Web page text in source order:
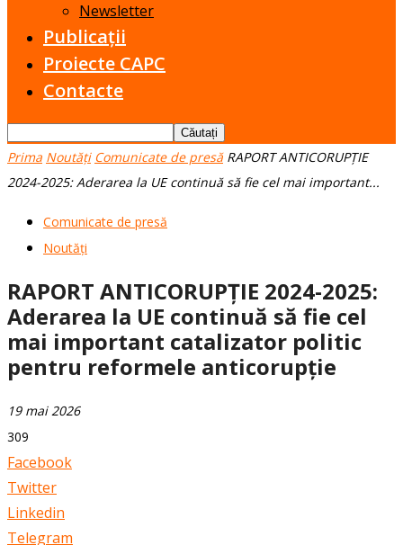
Newsletter
Publicații
Proiecte CAPC
Contacte
Prima Noutăți Comunicate de presă RAPORT ANTICORUPȚIE
2024-2025: Aderarea la UE continuă să fie cel mai important...
Comunicate de presă
Noutăți
RAPORT ANTICORUPȚIE 2024-2025:
Aderarea la UE continuă să fie cel
mai important catalizator politic
pentru reformele anticorupție
19 mai 2026
309
Facebook
Twitter
Linkedin
Telegram